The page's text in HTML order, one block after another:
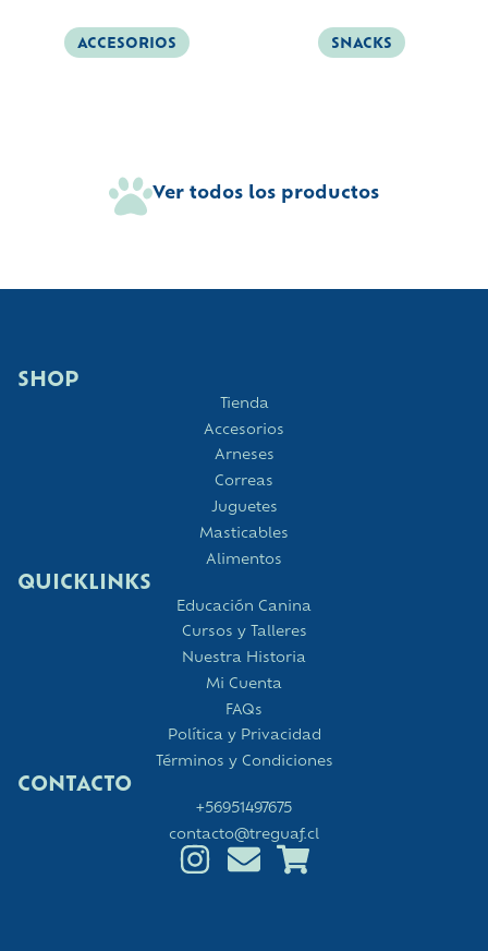
ACCESORIOS SNACKS
Ver todos los productos
SHOP
Tienda
Accesorios
Arneses
Correas
Juguetes
Masticables
Alimentos
QUICKLINKS
Educación Canina
Cursos y Talleres
Nuestra Historia
Mi Cuenta
FAQs
Política y Privacidad
Términos y Condiciones
CONTACTO
+56951497675
contacto@treguaf.cl